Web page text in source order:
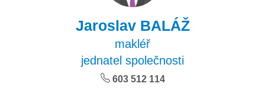
Jaroslav BALÁŽ
makléř
jednatel společnosti
603 512 114